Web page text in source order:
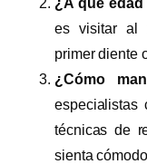
es visitar al
primer diente
¿Cómo
especialistas
técnicas de
sienta